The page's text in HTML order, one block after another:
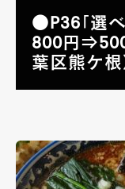
●P36「選べ
800円
葉区熊ケ根